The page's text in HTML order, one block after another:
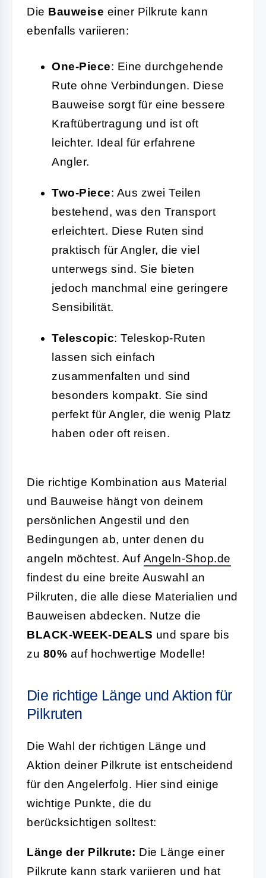
Die Bauweise einer Pilkrute kann
ebenfalls variieren:
One-Piece: Eine durchgehende
Rute ohne Verbindungen. Diese
Bauweise sorgt für eine bessere
Kraftübertragung und ist oft
leichter. Ideal für erfahrene
Angler.
Two-Piece: Aus zwei Teilen
bestehend, was den Transport
erleichtert. Diese Ruten sind
praktisch für Angler, die viel
unterwegs sind. Sie bieten
jedoch manchmal eine geringere
Sensibilität.
Telescopic: Teleskop-Ruten
lassen sich einfach
zusammenfalten und sind
besonders kompakt. Sie sind
perfekt für Angler, die wenig Platz
haben oder oft reisen.
Die richtige Kombination aus Material
und Bauweise hängt von deinem
persönlichen Angestil und den
Bedingungen ab, unter denen du
angeln möchtest. Auf Angeln-Shop.de
findest du eine breite Auswahl an
Pilkruten, die alle diese Materialien und
Bauweisen abdecken. Nutze die
BLACK-WEEK-DEALS und spare bis
zu 80% auf hochwertige Modelle!
Die richtige Länge und Aktion für
Pilkruten
Die Wahl der richtigen Länge und
Aktion deiner Pilkrute ist entscheidend
für den Angelerfolg. Hier sind einige
wichtige Punkte, die du
berücksichtigen solltest:
Länge der Pilkrute: Die Länge einer
Pilkrute kann stark variieren und hat